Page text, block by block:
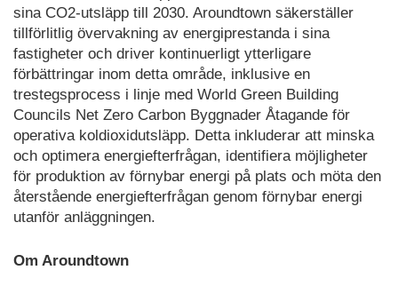
sina CO2-utsläpp till 2030. Aroundtown säkerställer
tillförlitlig övervakning av energiprestanda i sina
fastigheter och driver kontinuerligt ytterligare
förbättringar inom detta område, inklusive en
trestegsprocess i linje med World Green Building
Councils Net Zero Carbon Byggnader Åtagande för
operativa koldioxidutsläpp. Detta inkluderar att minska
och optimera energiefterfrågan, identifiera möjligheter
för produktion av förnybar energi på plats och möta den
återstående energiefterfrågan genom förnybar energi
utanför anläggningen.
Om Aroundtown